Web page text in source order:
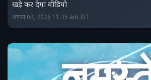
खड़े कर देगा वीडियो
अगस्त 03, 2026 11:35 am IST